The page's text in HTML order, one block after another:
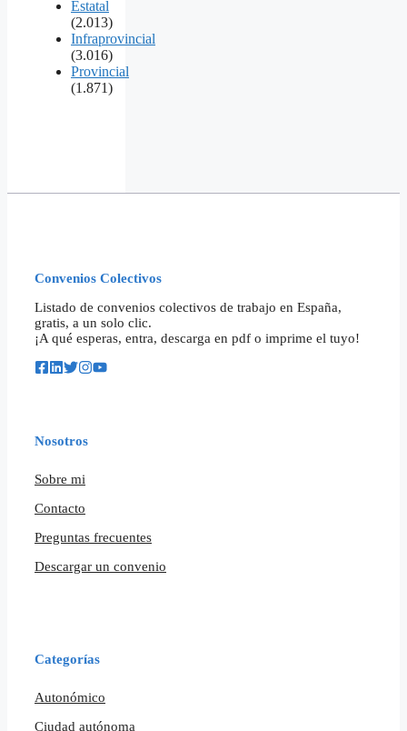
Estatal
(2.013)
Infraprovincial
(3.016)
Provincial
(1.871)
Convenios Colectivos
Listado de convenios colectivos de trabajo en España,
gratis, a un solo clic.
¡A qué esperas, entra, descarga en pdf o imprime el tuyo!
Nosotros
Sobre mi
Contacto
Preguntas frecuentes
Descargar un convenio
Categorías
Autonómico
Ciudad autónoma